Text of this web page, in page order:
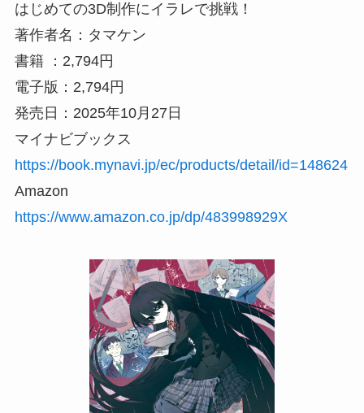
はじめての3D制作にイラレで挑戦！
著作者名：タマケン
書籍 ：2,794円
電子版：2,794円
発売日：2025年10月27日
マイナビブックス
https://book.mynavi.jp/ec/products/detail/id=148624
Amazon
https://www.amazon.co.jp/dp/483998929X